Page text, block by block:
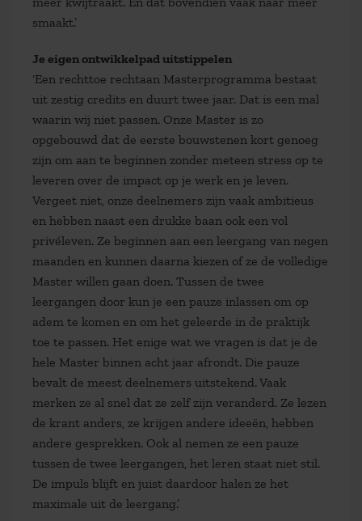
smaakt.’
Je eigen ontwikkelpad uitstippelen
‘Een rechttoe rechtaan Masterprogramma bestaat
uit zestig credits en duurt twee jaar. Dat is een mal
waarin wij niet passen. Onze Master is zo
opgebouwd dat de eerste bouwstenen kort genoeg
zijn om aan te beginnen zonder meteen stress op te
leveren over de impact op je werk en je leven.
Vergeet niet, onze deelnemers zijn vaak ambitieus
en hebben naast een drukke baan ook een vol
privéleven. Ze beginnen aan een leergang van negen
maanden en kunnen daarna kiezen of ze de volledige
Master willen gaan doen. Tussen de twee
leergangen door kun je een pauze inlassen om op
adem te komen en om het geleerde in de praktijk
toe te passen. Het enige wat we vragen is dat je de
hele Master binnen acht jaar afrondt. Die pauze
bevalt de meest deelnemers uitstekend. Vaak
merken ze al snel dat ze zelf zijn veranderd. Ze lezen
de krant anders, ze krijgen andere ideeën, hebben
andere gesprekken. Ook al nemen ze een pauze
tussen de twee leergangen, het leren staat niet stil.
De impuls blijft en juist daardoor halen ze het
maximale uit de leergang.’